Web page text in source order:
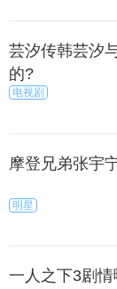
芸汐传韩芸汐
的?
电视剧
摩登兄弟张宇
明星
一人之下3剧